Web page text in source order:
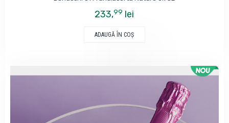
233,99 lei
ADAUGĂ ÎN COŞ